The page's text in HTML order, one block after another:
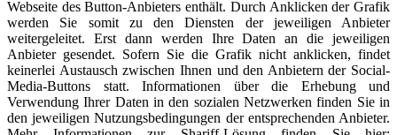
Webseite des Button-Anbieters enthält. Durch Anklicken der Grafik
werden Sie somit zu den Diensten der jeweiligen Anbieter
weitergeleitet. Erst dann werden Ihre Daten an die jeweiligen
Anbieter gesendet. Sofern Sie die Grafik nicht anklicken, findet
keinerlei Austausch zwischen Ihnen und den Anbietern der Social-
Media-Buttons statt. Informationen über die Erhebung und
Verwendung Ihrer Daten in den sozialen Netzwerken finden Sie in
den jeweiligen Nutzungsbedingungen der entsprechenden Anbieter.